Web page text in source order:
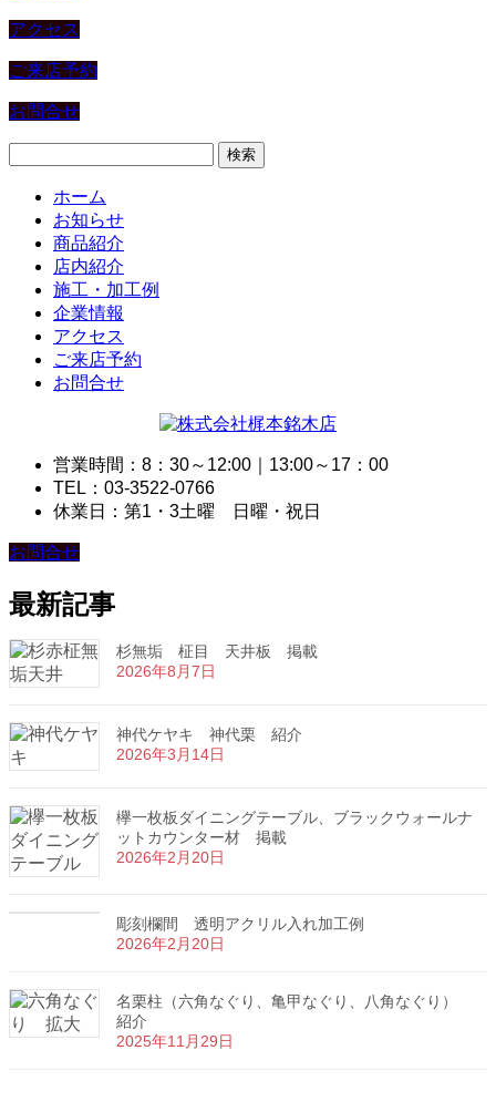
アクセス
ご来店予約
お問合せ
ホーム
お知らせ
商品紹介
店内紹介
施工・加工例
企業情報
アクセス
ご来店予約
お問合せ
営業時間：8：30～12:00｜13:00～17：00
TEL：03-3522-0766
休業日：第1・3土曜 日曜・祝日
お問合せ
最新記事
杉無垢 柾目 天井板 掲載
2026年8月7日
神代ケヤキ 神代栗 紹介
2026年3月14日
欅一枚板ダイニングテーブル、ブラックウォールナ
ットカウンター材 掲載
2026年2月20日
彫刻欄間 透明アクリル入れ加工例
2026年2月20日
名栗柱（六角なぐり、亀甲なぐり、八角なぐり）
紹介
2025年11月29日